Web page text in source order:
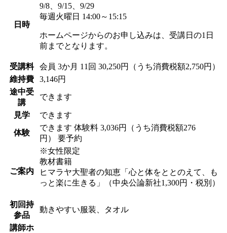
日時
9/8、9/15、9/29
毎週火曜日 14:00～15:15
ホームページからのお申し込みは、受講日の1日
前までとなります。
受講料 会員 3か月 11回 30,250円（うち消費税額2,750円）
維持費
3,146円
途中受
講
できます
見学 できます
体験
できます 体験料 3,036円（うち消費税額276
円） 要予約
ご案内
※女性限定
教材書籍
ヒマラヤ大聖者の知恵「心と体をととのえて、も
っと楽に生きる」（中央公論新社1,300円・税別）
初回持
参品
動きやすい服装、タオル
講師ホ